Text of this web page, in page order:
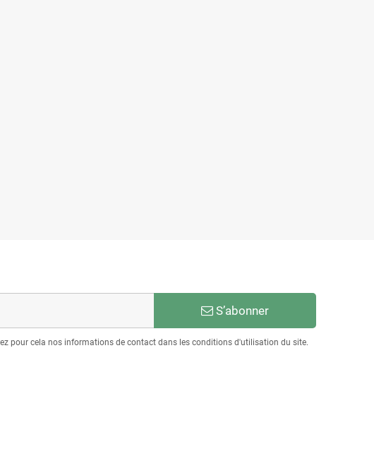
S’abonner
pour cela nos informations de contact dans les conditions d'utilisation du site.